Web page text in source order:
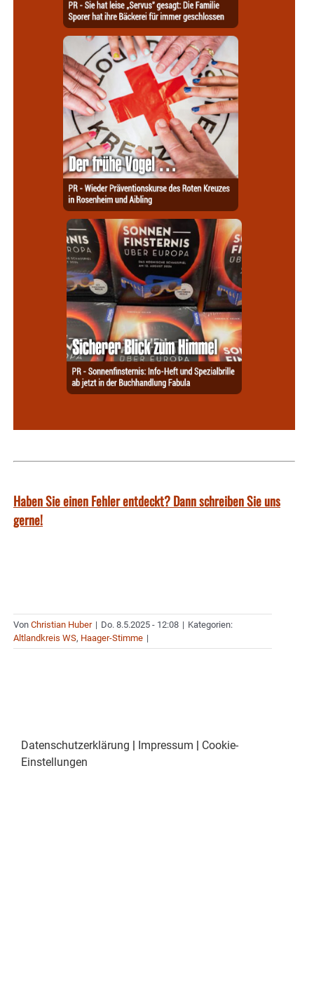
Haben Sie einen Fehler entdeckt? Dann schreiben Sie uns
gerne!
Von Christian Huber | Do. 8.5.2025 - 12:08 | Kategorien:
Altlandkreis WS, Haager-Stimme |
Datenschutzerklärung | Impressum | Cookie-
Einstellungen